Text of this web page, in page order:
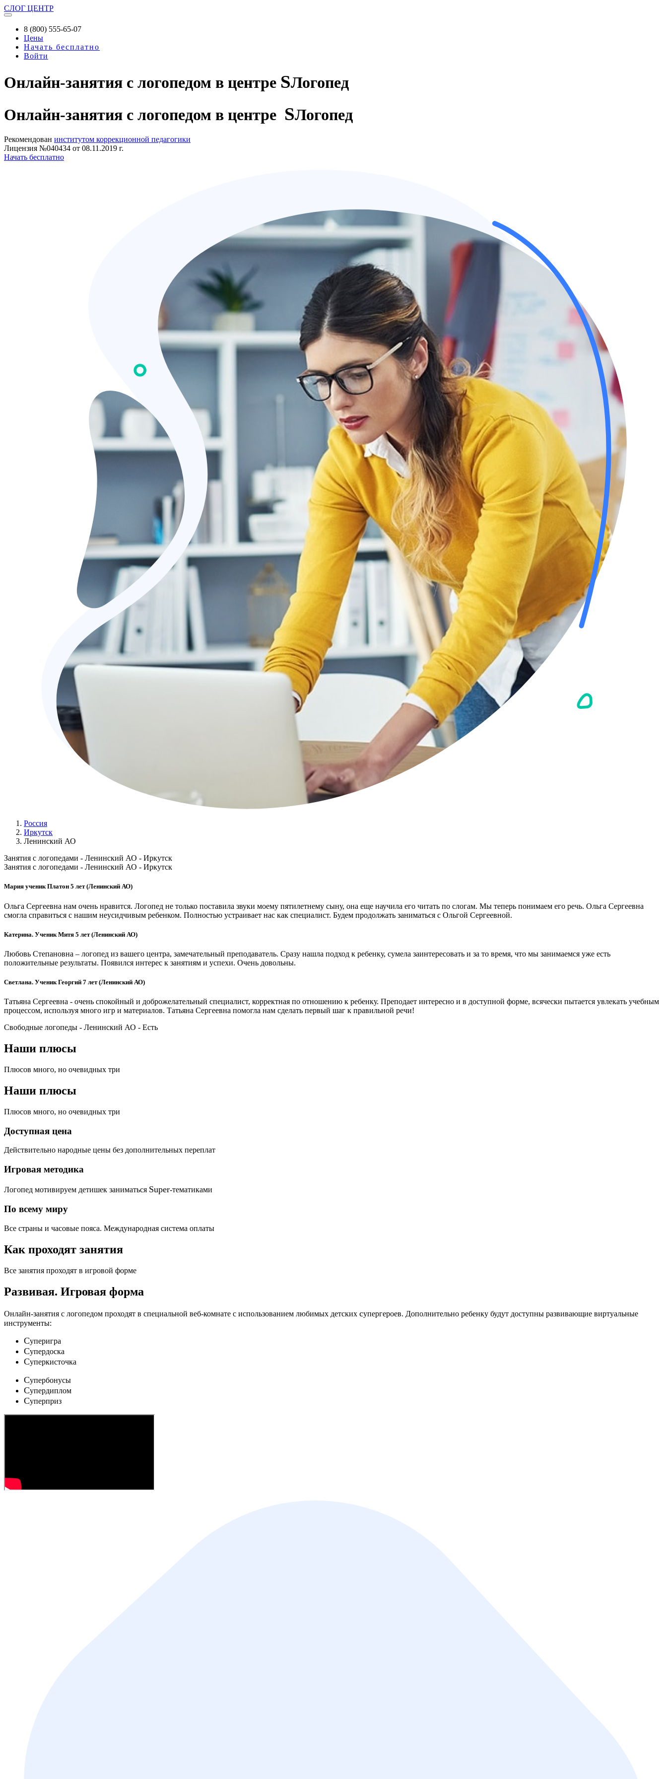
СЛОГ ЦЕНТР
8 (800) 555-65-07
Цены
Начать бесплатно
Войти
Онлайн-занятия с логопедом в центре SЛогопед
Онлайн-занятия с логопедом в центре SЛогопед
Рекомендован институтом коррекционной педагогики
Лицензия №040434 от 08.11.2019 г.
Начать бесплатно
Россия
Иркутск
Ленинский АО
Занятия с логопедами - Ленинский АО - Иркутск
Занятия с логопедами - Ленинский АО - Иркутск
Мария ученик Платон 5 лет (Ленинский АО)
Ольга Сергеевна нам очень нравится. Логопед не только поставила звуки моему пятилетнему сыну, она еще научила его читать по слогам. Мы теперь понимаем его речь. Ольга Сергеевна
смогла справиться с нашим неусидчивым ребенком. Полностью устраивает нас как специалист. Будем продолжать заниматься с Ольгой Сергеевной.
Катерина. Ученик Митя 5 лет (Ленинский АО)
Любовь Степановна – логопед из вашего центра, замечательный преподаватель. Сразу нашла подход к ребенку, сумела заинтересовать и за то время, что мы занимаемся уже есть
положительные результаты. Появился интерес к занятиям и успехи. Очень довольны.
Светлана. Ученик Георгий 7 лет (Ленинский АО)
Татьяна Сергеевна - очень спокойный и доброжелательный специалист, корректная по отношению к ребенку. Преподает интересно и в доступной форме, всячески пытается увлекать учебным
процессом, используя много игр и материалов. Татьяна Сергеевна помогла нам сделать первый шаг к правильной речи!
Свободные логопеды - Ленинский АО - Есть
Наши плюсы
Плюсов много, но очевидных три
Наши плюсы
Плюсов много, но очевидных три
Доступная цена
Действительно народные цены без дополнительных переплат
Игровая методика
Логопед мотивируем детишек заниматься Super-тематиками
По всему миру
Все страны и часовые пояса. Международная система оплаты
Как проходят занятия
Все занятия проходят в игровой форме
Развивая. Игровая форма
Онлайн-занятия с логопедом проходят в специальной веб-комнате с использованием любимых детских cупергероев. Дополнительно ребенку будут доступны развивающие виртуальные
инструменты:
Cуперигра
Cупердоска
Cуперкисточка
Cупербонусы
Cупердиплом
Cуперприз